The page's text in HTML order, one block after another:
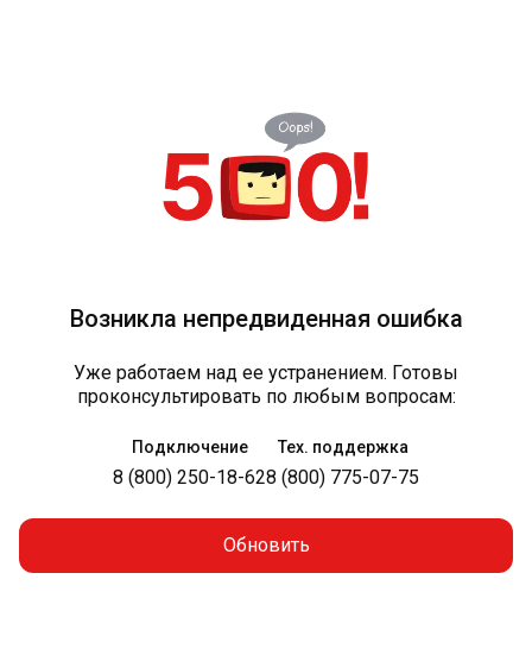
Возникла непредвиденная ошибка
Уже работаем над ее устранением. Готовы
проконсультировать по любым вопросам:
Подключение
8 (800) 250-18-62
Тех. поддержка
8 (800) 775-07-75
Обновить